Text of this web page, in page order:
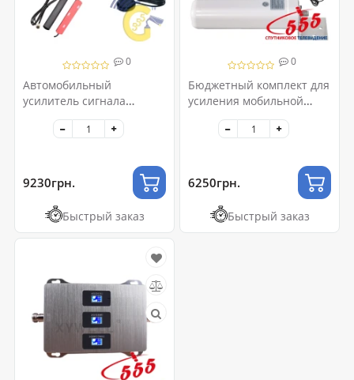
0
Автомобильный
усилитель сигнала
сотовой связи
9230грн.
Быстрый заказ
0
Бюджетный комплект для
усиления мобильной
связи 2G/3G/4G
6250грн.
Быстрый заказ